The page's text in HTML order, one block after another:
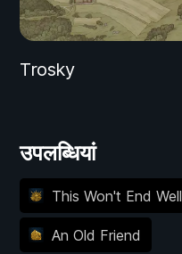
Trosky
उपलब्धियां
This Won't End Well
An Old Friend